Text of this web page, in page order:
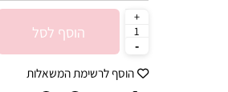
₪ 73.90
הוסף לסל